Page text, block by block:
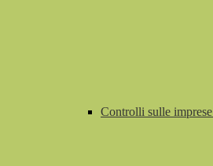
Controlli sulle imprese